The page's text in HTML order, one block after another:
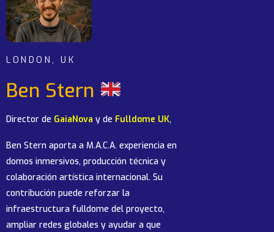
LONDON, UK
Ben Stern
Director de GaiaNova y de Fulldome UK,
Ben Stern aporta a M.A.C.A. experiencia en
domos inmersivos, producción técnica y
colaboración artística internacional. Su
contribución puede reforzar la
infraestructura fulldome del proyecto,
ampliar redes globales y ayudar a que